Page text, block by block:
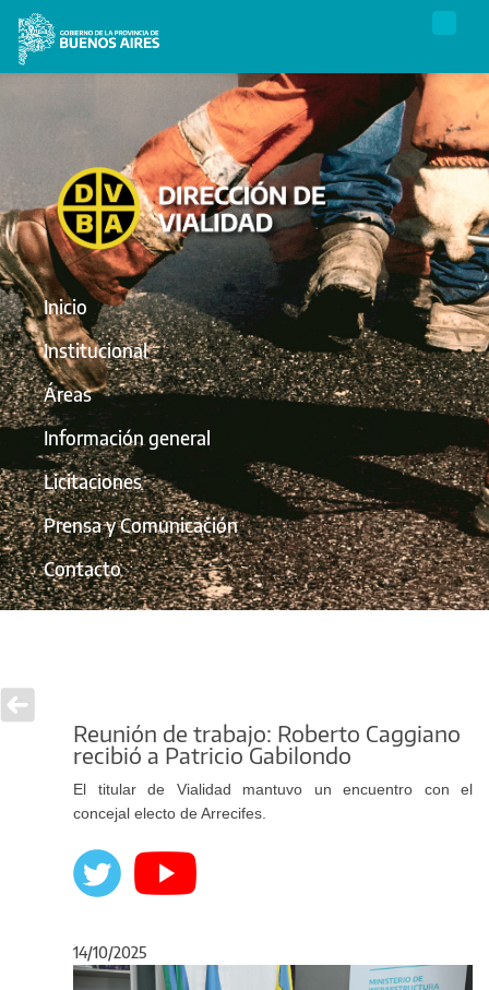
Inicio
Institucional
Áreas
Información general
Licitaciones
Prensa y Comunicación
Contacto
Reunión de trabajo: Roberto Caggiano
recibió a Patricio Gabilondo
El titular de Vialidad mantuvo un encuentro con el
concejal electo de Arrecifes.
14/10/2025
Anterior